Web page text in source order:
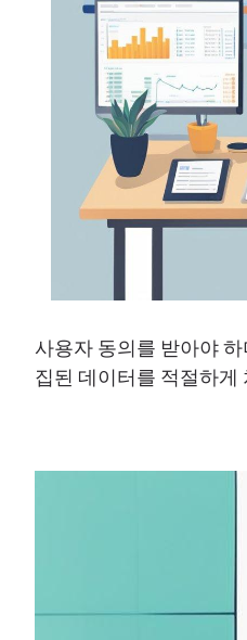
사용자 동의를 받아야
집된 데이터를 적절하게